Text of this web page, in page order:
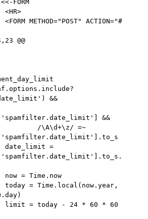
@@
&&
&&
/\A\d+\z/ =~
=
= Time.now
= Time.local(now.year,
= today - 24 * 60 * 60